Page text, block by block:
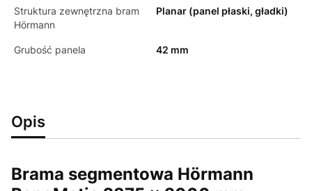
Struktura zewnętrzna bram
Hörmann
Planar (panel płaski, gładki)
Grubość panela 42 mm
Opis
Brama segmentowa Hörmann